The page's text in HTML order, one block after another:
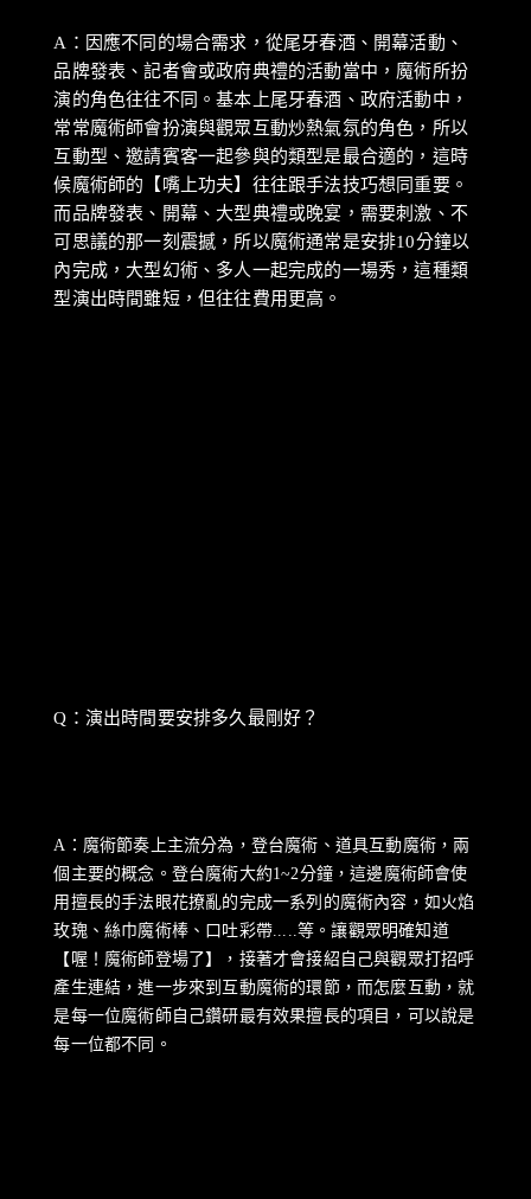
A：因應不同的場合需求，從尾牙春酒、開幕活動、
品牌發表、記者會或政府典禮的活動當中，魔術所扮
演的角色往往不同。基本上尾牙春酒、政府活動中，
常常魔術師會扮演與觀眾互動炒熱氣氛的角色，所以
互動型、邀請賓客一起參與的類型是最合適的，這時
候魔術師的【嘴上功夫】往往跟手法技巧想同重要。
而品牌發表、開幕、大型典禮或晚宴，需要刺激、不
可思議的那一刻震撼，所以魔術通常是安排10分鐘以
內完成，大型幻術、多人一起完成的一場秀，這種類
型演出時間雖短，但往往費用更高。
Q：演出時間要安排多久最剛好？
A：魔術節奏上主流分為，登台魔術、道具互動魔術，兩
個主要的概念。登台魔術大約1~2分鐘，這邊魔術師會使
用擅長的手法眼花撩亂的完成一系列的魔術內容，如火焰
玫瑰、絲巾魔術棒、口吐彩帶.....等。讓觀眾明確知道
【喔！魔術師登場了】，接著才會接紹自己與觀眾打招呼
產生連結，進一步來到互動魔術的環節，而怎麼互動，就
是每一位魔術師自己鑽研最有效果擅長的項目，可以說是
每一位都不同。